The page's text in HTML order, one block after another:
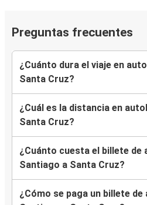
Preguntas frecuentes
¿Cuánto dura el viaje en
Santa Cruz?
¿Cuál es la distancia en
Santa Cruz?
¿Cuánto cuesta el billete de
Santiago a Santa Cruz?
¿Cómo se paga un billete de